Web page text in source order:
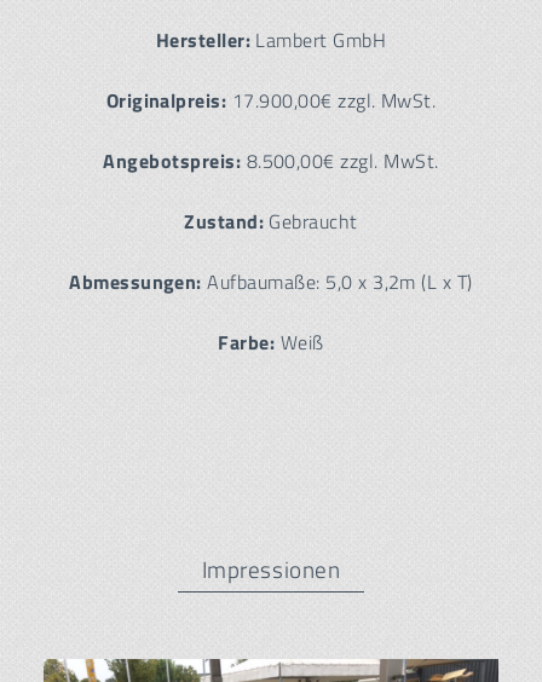
Hersteller: Lambert GmbH
Originalpreis: 17.900,00€ zzgl. MwSt.
Angebotspreis: 8.500,00€ zzgl. MwSt.
Zustand: Gebraucht
Abmessungen: Aufbaumaße: 5,0 x 3,2m (L x T)
Farbe: Weiß
Impressionen